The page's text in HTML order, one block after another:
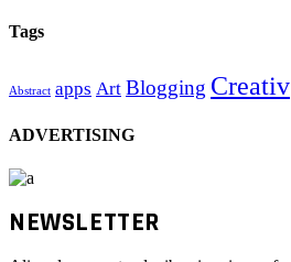
Tags
Abstract apps Art Blogging Creativ
ADVERTISING
NEWSLETTER